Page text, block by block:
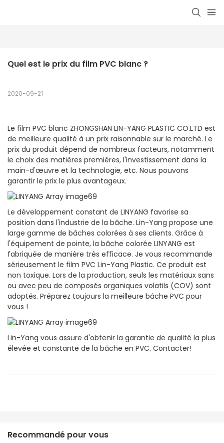
Quel est le prix du film PVC blanc ?
2020-09-21
Le film PVC blanc ZHONGSHAN LIN-YANG PLASTIC CO.LTD est
de meilleure qualité à un prix raisonnable sur le marché. Le
prix du produit dépend de nombreux facteurs, notamment
le choix des matières premières, l'investissement dans la
main-d'œuvre et la technologie, etc. Nous pouvons
garantir le prix le plus avantageux.
Le développement constant de LINYANG favorise sa
position dans l'industrie de la bâche. Lin-Yang propose une
large gamme de bâches colorées à ses clients. Grâce à
l'équipement de pointe, la bâche colorée LINYANG est
fabriquée de manière très efficace. Je vous recommande
sérieusement le film PVC Lin-Yang Plastic. Ce produit est
non toxique. Lors de la production, seuls les matériaux sans
ou avec peu de composés organiques volatils (COV) sont
adoptés. Préparez toujours la meilleure bâche PVC pour
vous !
Lin-Yang vous assure d'obtenir la garantie de qualité la plus
élevée et constante de la bâche en PVC. Contacter!
Recommandé pour vous